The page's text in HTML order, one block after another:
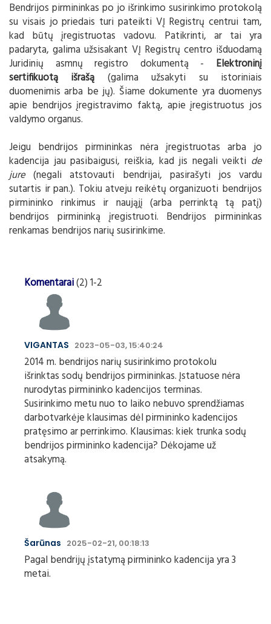
Bendrijos pirmininkas po jo išrinkimo susirinkimo protokolą
su visais jo priedais turi pateikti VĮ Registrų centrui tam,
kad būtų įregistruotas vadovu. Patikrinti, ar tai yra
padaryta, galima užsisakant VĮ Registrų centro išduodamą
Juridinių asmnų registro dokumentą - Elektroninį
sertifikuotą išrašą (galima užsakyti su istoriniais
duomenimis arba be jų). Šiame dokumente yra duomenys
apie bendrijos įregistravimo faktą, apie įregistruotus jos
valdymo organus.
Jeigu bendrijos pirmininkas nėra įregistruotas arba jo
kadencija jau pasibaigusi, reiškia, kad jis negali veikti de
jure(negali atstovauti bendrijai, pasirašyti jos vardu
sutartis ir pan.). Tokiu atveju reikėtų organizuoti bendrijos
pirmininko rinkimus ir naująjį (arba perrinktą tą patį)
bendrijos pirmininką įregistruoti. Bendrijos pirmininkas
renkamas bendrijos narių susirinkime.
Komentarai(2) 1-2
VIGANTAS 2023-05-03, 15:40:24
2014 m. bendrijos narių susirinkimo protokolu
išrinktas sodų bendrijos pirmininkas. Įstatuose nėra
nurodytas pirmininko kadencijos terminas.
Susirinkimo metu nuo to laiko nebuvo sprendžiamas
darbotvarkėje klausimas dėl pirmininko kadencijos
pratęsimo ar perrinkimo. Klausimas: kiek trunka sodų
bendrijos pirmininko kadencija? Dėkojame už
atsakymą.
Šarūnas 2025-02-21, 00:18:13
Pagal bendrijų įstatymą pirmininko kadencija yra 3
metai.